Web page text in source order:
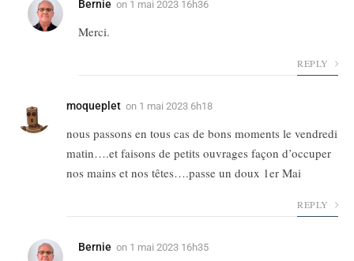
Bernie on 1 mai 2023 16h36
Merci.
REPLY
moqueplet on 1 mai 2023 6h18
nous passons en tous cas de bons moments le vendredi
matin….et faisons de petits ouvrages façon d’occuper
nos mains et nos têtes….passe un doux 1er Mai
REPLY
Bernie on 1 mai 2023 16h35